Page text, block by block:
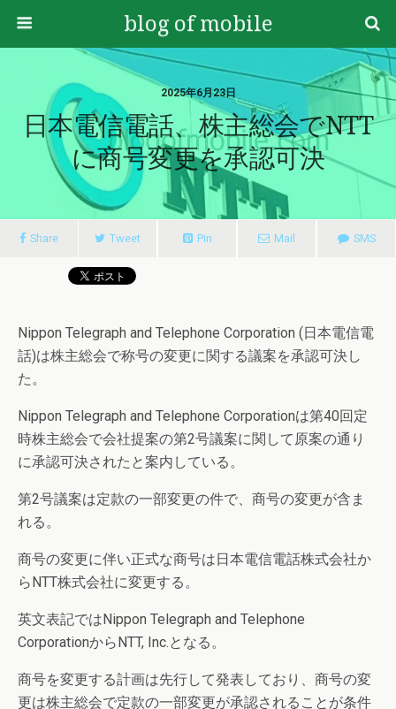
blog of mobile
2025年6月23日
日本電信電話、株主総会でNTT
に商号変更を承認可決
Share Tweet Pin Mail SMS
Nippon Telegraph and Telephone Corporation (日本電信電
話)は株主総会で称号の変更に関する議案を承認可決し
た。
Nippon Telegraph and Telephone Corporationは第40回定
時株主総会で会社提案の第2号議案に関して原案の通り
に承認可決されたと案内している。
第2号議案は定款の一部変更の件で、商号の変更が含ま
れる。
商号の変更に伴い正式な商号は日本電信電話株式会社か
らNTT株式会社に変更する。
英文表記ではNippon Telegraph and Telephone
CorporationからNTT, Inc.となる。
商号を変更する計画は先行して発表しており、商号の変
更は株主総会で定款の一部変更が承認されることが条件